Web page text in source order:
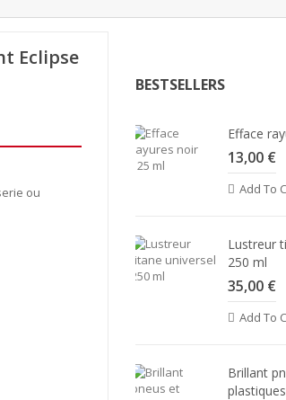
Eclipse
ou
BESTSELLERS
Efface
13,00 €
Add To
Lustreur
250 ml
35,00 €
Add To
Brillant